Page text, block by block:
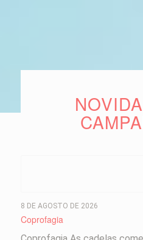
8 DE AGOSTO DE 2026
Coprofagia